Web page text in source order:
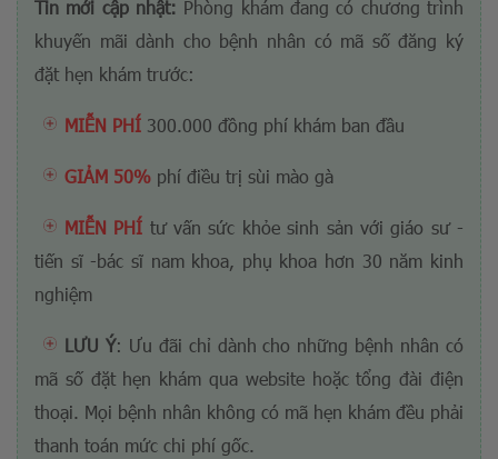
Tin mới cập nhật: Phòng khám đang có chương trình
khuyến mãi dành cho bệnh nhân có mã số đăng ký
đặt hẹn khám trước:
MIỄN PHÍ 300.000 đồng phí khám ban đầu
GIẢM 50% phí điều trị sùi mào gà
MIỄN PHÍ tư vấn sức khỏe sinh sản với giáo sư -
tiến sĩ -bác sĩ nam khoa, phụ khoa hơn 30 năm kinh
nghiệm
LƯU Ý: Ưu đãi chỉ dành cho những bệnh nhân có
mã số đặt hẹn khám qua website hoặc tổng đài điện
thoại. Mọi bệnh nhân không có mã hẹn khám đều phải
thanh toán mức chi phí gốc.